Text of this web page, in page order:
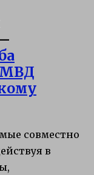
МВД
совместно
в